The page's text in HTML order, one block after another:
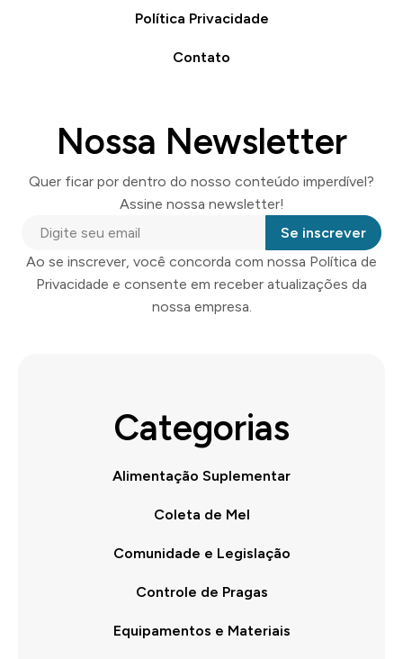
Política Privacidade
Contato
Nossa Newsletter
Quer ficar por dentro do nosso conteúdo imperdível?
Assine nossa newsletter!
Se inscrever
Ao se inscrever, você concorda com nossa Política de
Privacidade e consente em receber atualizações da
nossa empresa.
Categorias
Alimentação Suplementar
Coleta de Mel
Comunidade e Legislação
Controle de Pragas
Equipamentos e Materiais